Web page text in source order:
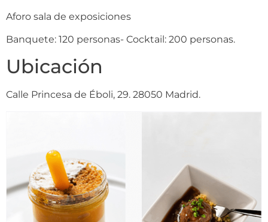
Aforo sala de exposiciones
Banquete: 120 personas- Cocktail: 200 personas.
Ubicación
Calle Princesa de Éboli, 29. 28050 Madrid.